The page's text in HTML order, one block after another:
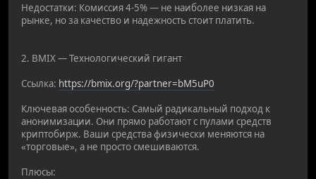
Недостатки: Комиссия 4-5% — не наиболее низкая на
рынке, но за качество и надежность стоит платить.
2. BMIX — Технологический гигант
Ссылка: https://bmix.org/?partner=bM5uP0
Ключевая особенность: Самый радикальный подход к
анонимизации. Они прямо работают с пулами средств
криптобирж. Ваши средства физически меняются на
«торговые», а не просто смешиваются.
Плюсы: